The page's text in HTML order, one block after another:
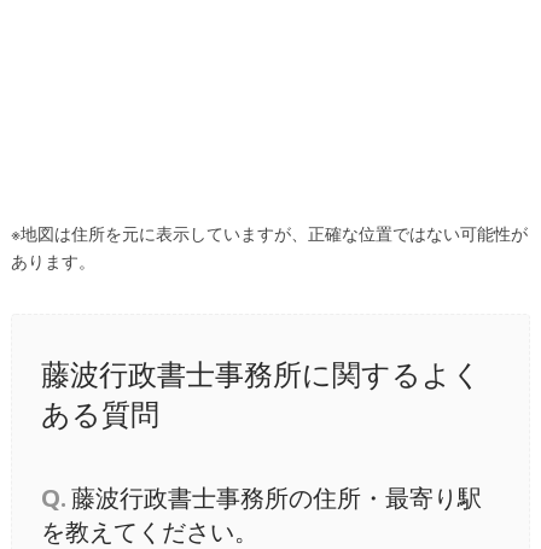
※地図は住所を元に表示していますが、正確な位置ではない可能性が
あります。
藤波行政書士事務所に関するよく
ある質問
Q.藤波行政書士事務所の住所・最寄り駅
を教えてください。